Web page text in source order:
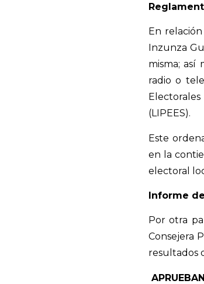
En
Inzunza
misma; así
radio o
Electorales
(LIPEES).
Este
en la
electoral
Informe
Por otra
Consejera
resultados
APRUEBAN